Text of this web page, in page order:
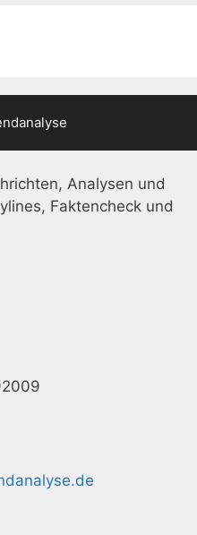
Analysen und
Faktencheck und